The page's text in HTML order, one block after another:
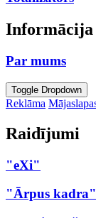
Informācija
Par mums
Toggle Dropdown
Reklāma
Raidījumi
"eXi"
"Ārpus kadra"